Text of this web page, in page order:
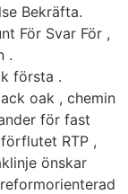
Bekräfta.
För Svar För ,
.
första .
oak , chemin
för fast
RTP ,
önskar